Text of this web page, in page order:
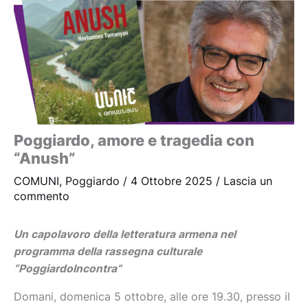
Poggiardo, amore e tragedia con
“Anush”
COMUNI, Poggiardo / 4 Ottobre 2025 / Lascia un
commento
Un capolavoro della letteratura armena nel
programma della rassegna culturale
“PoggiardoIncontra”
Domani, domenica 5 ottobre, alle ore 19.30, presso il